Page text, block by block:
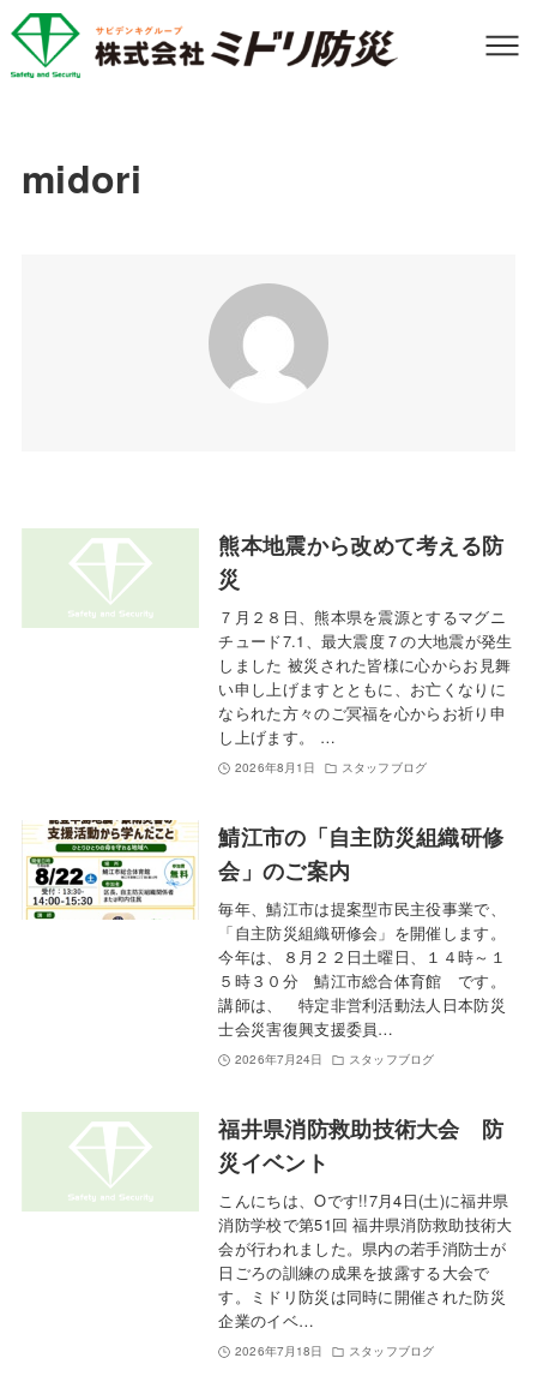
midori
熊本地震から改めて考える防
災
７月２８日、熊本県を震源とするマグニ
チュード7.1、最大震度７の大地震が発生
しました 被災された皆様に心からお見舞
い申し上げますとともに、お亡くなりに
なられた方々のご冥福を心からお祈り申
し上げます。 …
2026年8月1日 スタッフブログ
鯖江市の「自主防災組織研修
会」のご案内
毎年、鯖江市は提案型市民主役事業で、
「自主防災組織研修会」を開催します。
今年は、８月２２日土曜日、１４時～１
５時３０分 鯖江市総合体育館 です。
講師は、 特定非営利活動法人日本防災
士会災害復興支援委員…
2026年7月24日 スタッフブログ
福井県消防救助技術大会 防
災イベント
こんにちは、Oです!!7月4日(土)に福井県
消防学校で第51回 福井県消防救助技術大
会が行われました。県内の若手消防士が
日ごろの訓練の成果を披露する大会で
す。ミドリ防災は同時に開催された防災
企業のイベ…
2026年7月18日 スタッフブログ